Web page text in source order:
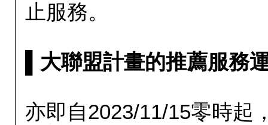
止服務。
▌大聯盟計畫的推薦服務
亦即自2023/11/15零時起